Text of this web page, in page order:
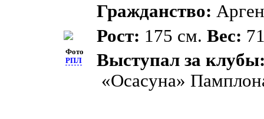
Фото
РПЛ
Гражданство:
Рост: 175 см.Вес:
Выступал за
«Осасуна»